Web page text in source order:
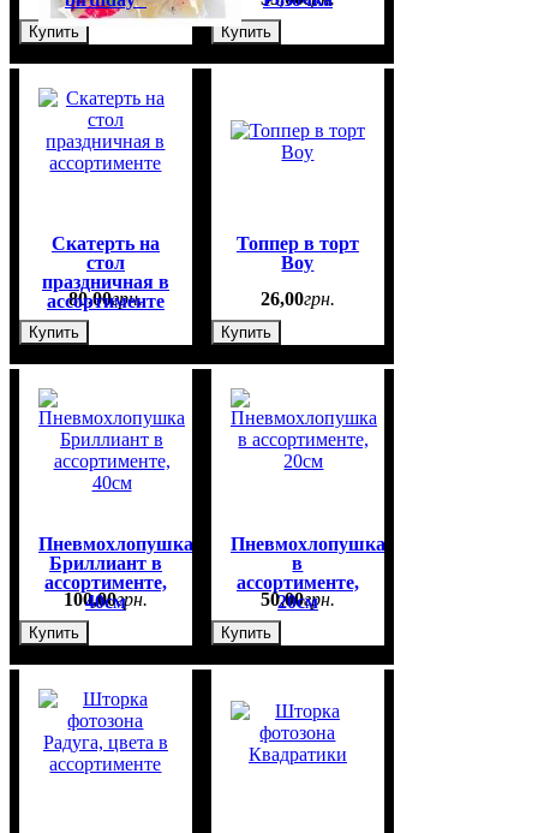
Купить
металлик
ассорти,12см
Купить
Скатерть на
стол
праздничная в
ассортименте
80,00грн.
Купить
Топпер в торт
Boy
26,00грн.
Купить
Пневмохлопушка
Бриллиант в
ассортименте,
40см
100,00грн.
Купить
Пневмохлопушка
в
ассортименте,
20см
50,00грн.
Купить